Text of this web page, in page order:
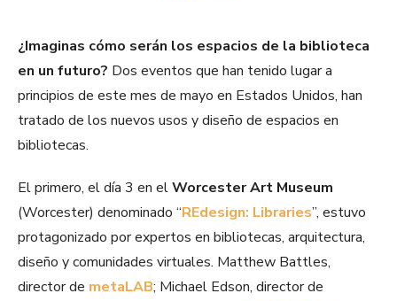
¿Imaginas cómo serán los espacios de la biblioteca
en un futuro? Dos eventos que han tenido lugar a
principios de este mes de mayo en Estados Unidos, han
tratado de los nuevos usos y diseño de espacios en
bibliotecas.
El primero, el día 3 en elWorcester Art Museum
(Worcester) denominado “REdesign: Libraries”, estuvo
protagonizado por expertos en bibliotecas, arquitectura,
diseño y comunidades virtuales. Matthew Battles,
director de metaLAB; Michael Edson, director de